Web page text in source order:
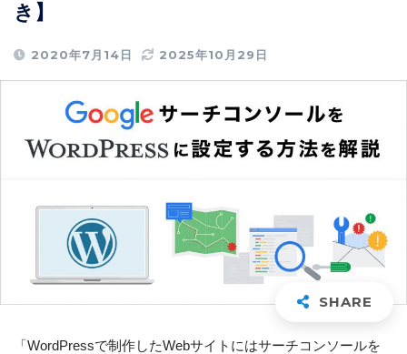
き】
2020年7月14日 2025年10月29日
「WordPressで制作したWebサイトにはサーチコンソールを